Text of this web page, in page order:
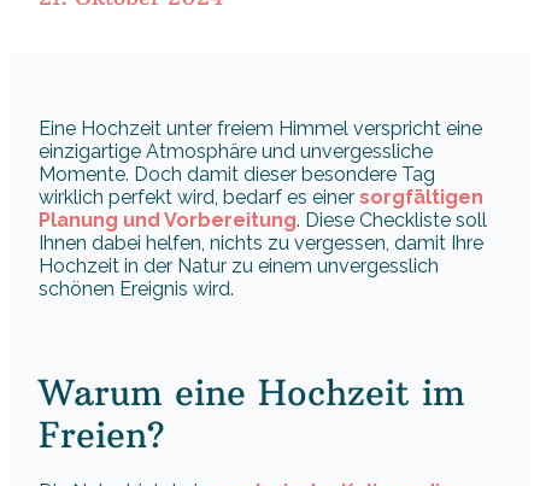
Eine Hochzeit unter freiem Himmel verspricht eine
einzigartige Atmosphäre und unvergessliche
Momente. Doch damit dieser besondere Tag
wirklich perfekt wird, bedarf es einer sorgfältigen
Planung und Vorbereitung. Diese Checkliste soll
Ihnen dabei helfen, nichts zu vergessen, damit Ihre
Hochzeit in der Natur zu einem unvergesslich
schönen Ereignis wird.
Warum eine Hochzeit im
Freien?